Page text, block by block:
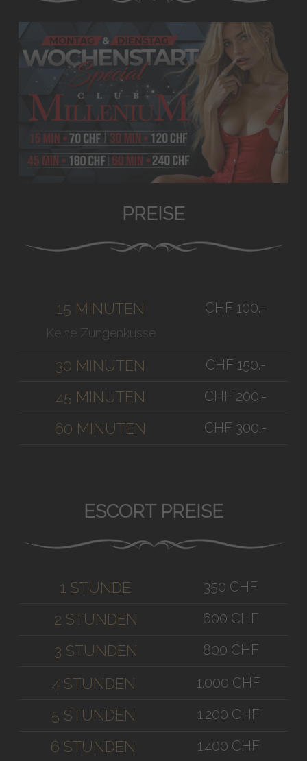
PREISE
15 MINUTEN
Keine Zungenküsse
CHF 100.-
30 MINUTEN CHF 150.-
45 MINUTEN CHF 200.-
60 MINUTEN CHF 300.-
ESCORT PREISE
1 STUNDE 350 CHF
2 STUNDEN 600 CHF
3 STUNDEN 800 CHF
4 STUNDEN 1.000 CHF
5 STUNDEN 1.200 CHF
6 STUNDEN 1.400 CHF